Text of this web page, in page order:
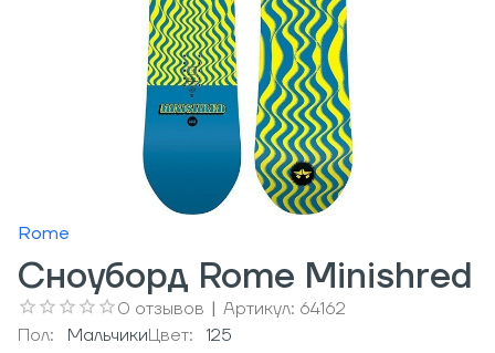
Rome
Сноуборд Rome Minishred
0 отзывов | Артикул: 64162
Пол:
МальчикиЦвет: 125